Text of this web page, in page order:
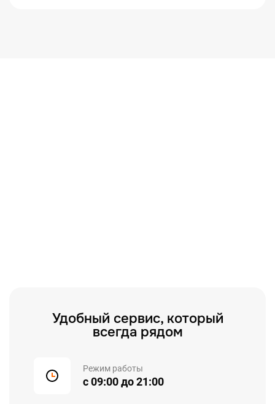
Удобный сервис, который
всегда рядом
Режим работы
с 09:00 до 21:00